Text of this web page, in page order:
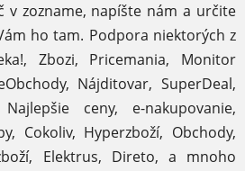
v zozname, napíšte nám a určite
ho tam. Podpora niektorých z
Zbozi, Pricemania, Monitor
Nájditovar, SuperDeal,
ceny, e-nakupovanie,
Cokoliv, Hyperzboží, Obchody,
Elektrus, Direto, a mnoho